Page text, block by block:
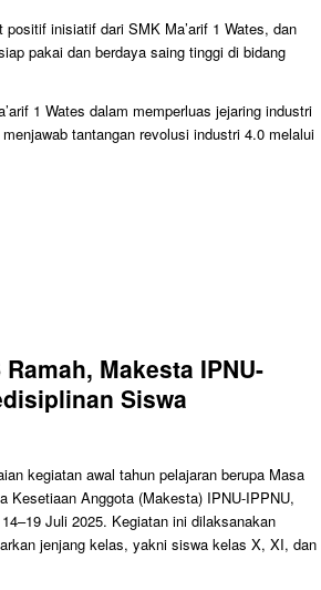
inisiatif dari SMK Ma’arif 1 Wates, dan
pakai dan berdaya saing tinggi di bidang
1 Wates dalam memperluas jejaring industri
tantangan revolusi industri 4.0 melalui
Makesta IPNU-
Siswa
kegiatan awal tahun pelajaran berupa Masa
Kesetiaan Anggota (Makesta) IPNU-IPPNU,
Juli 2025. Kegiatan ini dilaksanakan
jenjang kelas, yakni siswa kelas X, XI, dan